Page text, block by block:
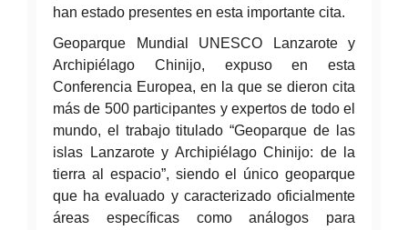
han estado presentes en esta importante cita.
Geoparque Mundial UNESCO Lanzarote y
Archipiélago Chinijo, expuso en esta
Conferencia Europea, en la que se dieron cita
más de 500 participantes y expertos de todo el
mundo, el trabajo titulado “Geoparque de las
islas Lanzarote y Archipiélago Chinijo: de la
tierra al espacio”, siendo el único geoparque
que ha evaluado y caracterizado oficialmente
áreas específicas como análogos para